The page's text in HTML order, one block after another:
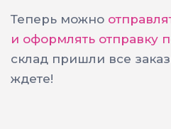
Теперь можно
и оформлять отправку
склад пришли все
ждете!